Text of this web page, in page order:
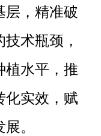
层，精准破
术瓶颈，
植水平，推
化实效，赋
。